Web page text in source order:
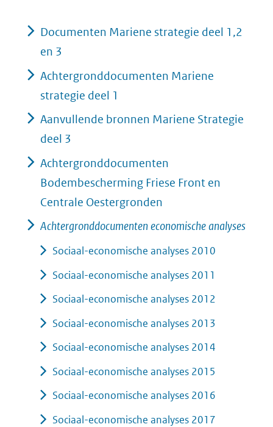
Documenten Mariene strategie deel 1,2
en 3
Achtergronddocumenten Mariene
strategie deel 1
Aanvullende bronnen Mariene Strategie
deel 3
Achtergronddocumenten
Bodembescherming Friese Front en
Centrale Oestergronden
Achtergronddocumenten economische analyses
Sociaal-economische analyses 2010
Sociaal-economische analyses 2011
Sociaal-economische analyses 2012
Sociaal-economische analyses 2013
Sociaal-economische analyses 2014
Sociaal-economische analyses 2015
Sociaal-economische analyses 2016
Sociaal-economische analyses 2017